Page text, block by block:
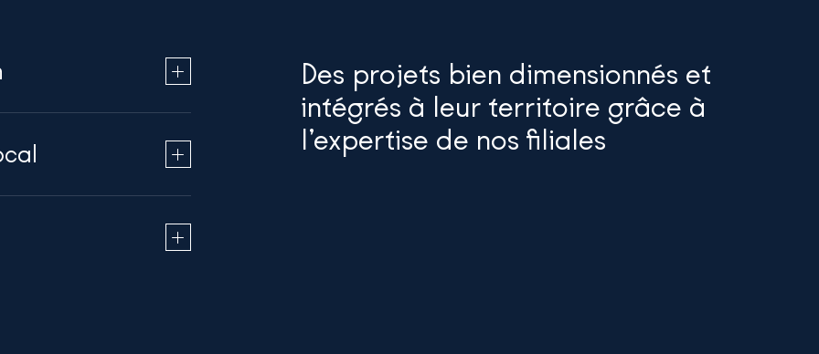
Des projets bien dimensionnés et
intégrés à leur territoire grâce à
l’expertise de nos filiales